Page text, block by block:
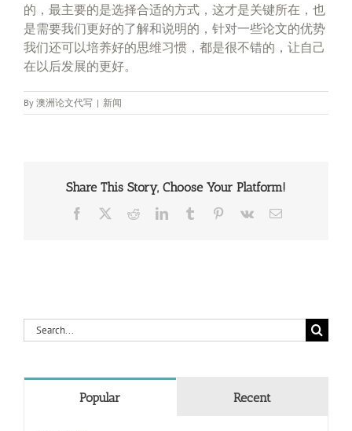
的，最主要的是选择合适的方式，这才是关键所在，也
是需要我们更好的了解和说明的，针对一些论文的优势
我们还可以培养好的思维习惯，都是很不错的，让自己
在以后发展的更好。
By 澳洲论文代写 | 新闻
Share This Story, Choose Your Platform!
Facebook RedditLinkedInTumblr Pinterest
Vk Email
Search
for:
Popular Recent